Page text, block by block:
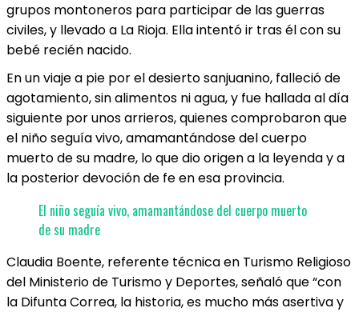
grupos montoneros para participar de las guerras
civiles, y llevado a La Rioja. Ella intentó ir tras él con su
bebé recién nacido.
En un viaje a pie por el desierto sanjuanino, falleció de
agotamiento, sin alimentos ni agua, y fue hallada al día
siguiente por unos arrieros, quienes comprobaron que
el niño seguía vivo, amamantándose del cuerpo
muerto de su madre, lo que dio origen a la leyenda y a
la posterior devoción de fe en esa provincia.
El niño seguía vivo, amamantándose del cuerpo muerto
de su madre
Claudia Boente, referente técnica en Turismo Religioso
del Ministerio de Turismo y Deportes, señaló que “con
la Difunta Correa, la historia, es mucho más asertiva y